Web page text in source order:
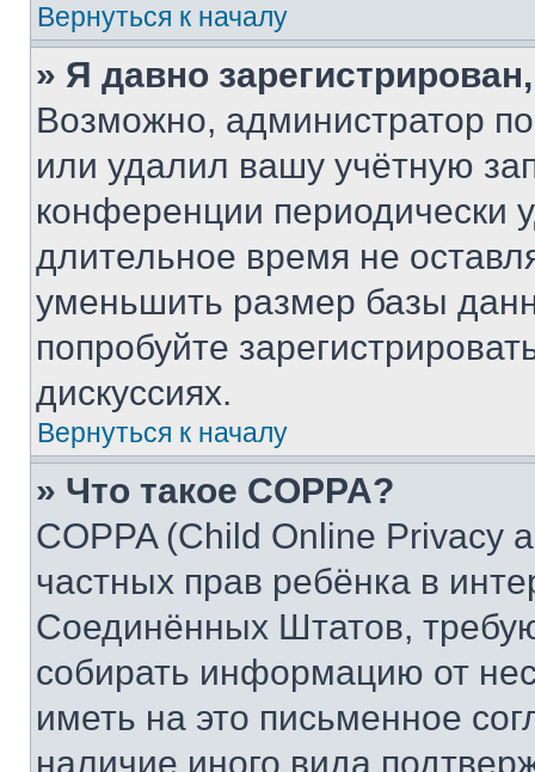
Вернуться к началу
» Я давно
Возможно, администратор
или удалил вашу учётную
конференции периодически
длительное время не
уменьшить размер базы
попробуйте
дискуссиях.
Вернуться к началу
» Что такое COPPA?
COPPA (Child Online Privacy
частных прав ребёнка в
Соединённых Штатов,
собирать информацию от
иметь на это письменное
наличие иного вида